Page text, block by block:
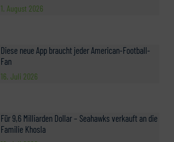
1. August 2026
Diese neue App braucht jeder American-Football-
Fan
16. Juli 2026
Für 9,6 Milliarden Dollar – Seahawks verkauft an die
Familie Khosla